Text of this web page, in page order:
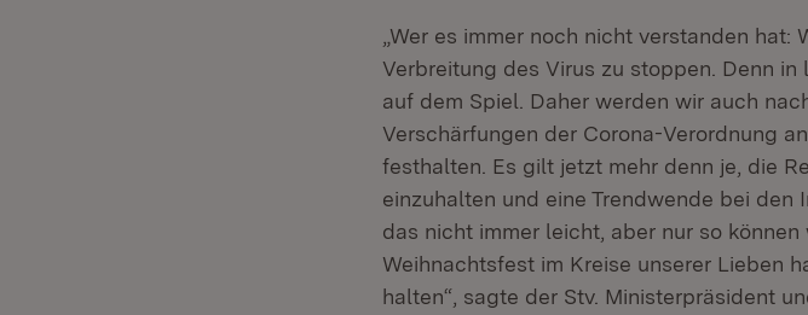
„Wer es immer noch nicht verstanden
Verbreitung des Virus zu stoppen. Denn
auf dem Spiel. Daher werden wir auch
Verschärfungen der Corona-Verordnung
festhalten. Es gilt jetzt mehr denn je, die
einzuhalten und eine Trendwende bei
das nicht immer leicht, aber nur so
Weihnachtsfest im Kreise unserer Lieben
halten“, sagte der Stv. Ministerpräsident